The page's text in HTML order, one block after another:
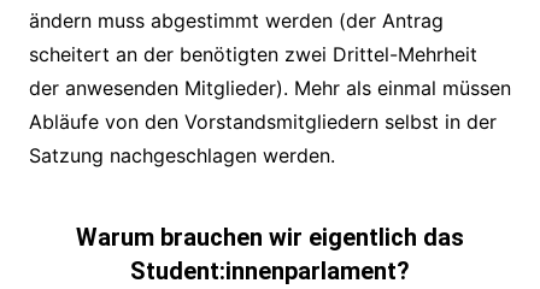
ändern muss abgestimmt werden (der Antrag
scheitert an der benötigten zwei Drittel-Mehrheit
der anwesenden Mitglieder). Mehr als einmal müssen
Abläufe von den Vorstandsmitgliedern selbst in der
Satzung nachgeschlagen werden.
Warum brauchen wir eigentlich das
Student:innenparlament?